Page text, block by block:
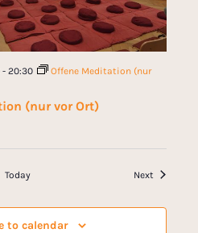
(nur vor Ort)
- 20:30
Offene Meditation (nur
Today Next Events
to calendar